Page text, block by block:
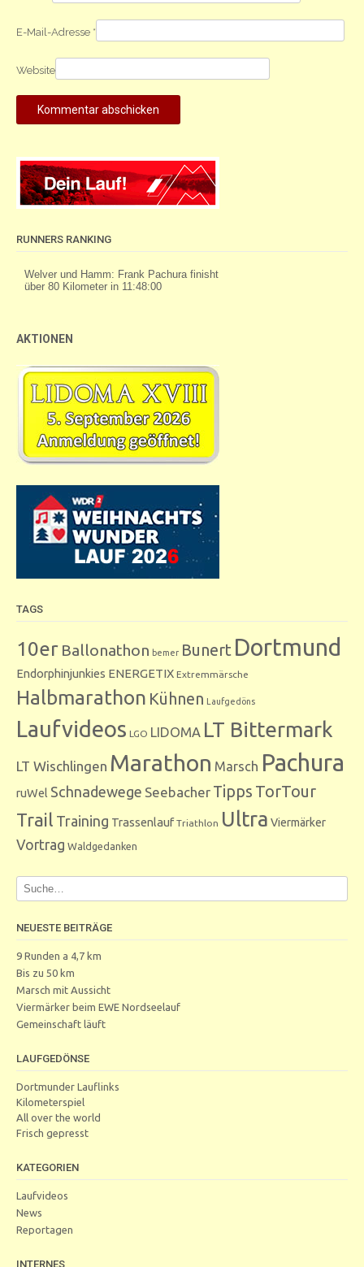
E-Mail-Adresse *
Website
RUNNERS RANKING
AKTIONEN
TAGS
10er Ballonathon bemer Bunert Dortmund
Endorphinjunkies ENERGETIX Extremmärsche
Halbmarathon Kühnen Laufgedöns
Laufvideos LGO LIDOMA LT Bittermark
LT Wischlingen Marathon Marsch Pachura
ruWel Schnadewege Seebacher Tipps TorTour
Trail Training Trassenlauf Triathlon Ultra Viermärker
Vortrag Waldgedanken
NEUESTE BEITRÄGE
9 Runden a 4,7 km
Bis zu 50 km
Marsch mit Aussicht
Viermärker beim EWE Nordseelauf
Gemeinschaft läuft
LAUFGEDÖNSE
Dortmunder Lauflinks
Kilometerspiel
All over the world
Frisch gepresst
KATEGORIEN
Laufvideos
News
Reportagen
INTERNES